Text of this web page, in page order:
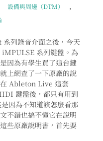
設備與周邊（DTM） ,
列錄音介面之後，今天
系列鍵盤。為
因為有學生買了這台鍵
上網查了一下原廠的說
在 Ableton Live 這套
鍵盤後，都只有用到
因為不知道該怎麼看那
不錯也搞不懂它在說明
些原廠說明書，首先要